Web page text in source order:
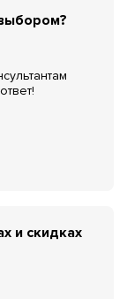
и скидках